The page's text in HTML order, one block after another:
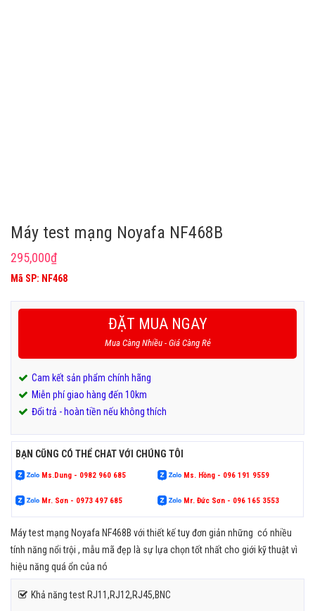
Máy test mạng Noyafa NF468B
295,000₫
Mã SP: NF468
ĐẶT MUA NGAY
Mua Càng Nhiều - Giá Càng Rẻ
Cam kết sản phẩm chính hãng
Miễn phí giao hàng đến 10km
Đổi trả - hoàn tiền nếu không thích
BẠN CŨNG CÓ THỂ CHAT VỚI CHÚNG TÔI
Ms.Dung - 0982 960 685 Ms. Hồng - 096 191 9559
Mr. Sơn - 0973 497 685 Mr. Đức Sơn - 096 165 3553
Máy test mạng Noyafa NF468B với thiết kế tuy đơn giản những có nhiều
tính năng nổi trội , mẫu mã đẹp là sự lựa chọn tốt nhất cho giới kỹ thuật vì
hiệu năng quá ổn của nó
Khả năng test RJ11,RJ12,RJ45,BNC